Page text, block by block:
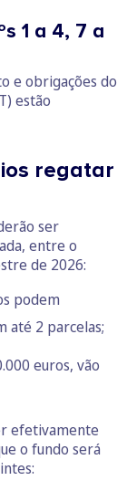
1 a 4, 7 a
e obrigações do
estão
regatar
ser
entre o
de 2026:
podem
até 2 parcelas;
euros, vão
efetivamente
o fundo será